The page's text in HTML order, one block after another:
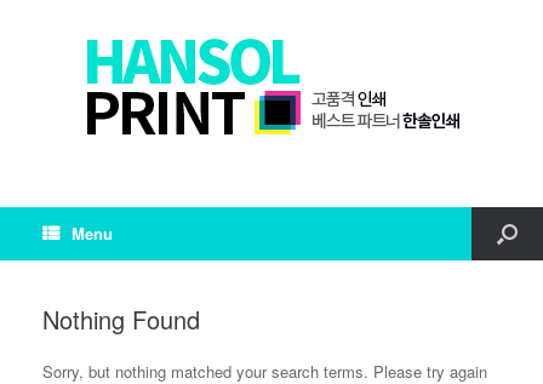
Menu
Nothing Found
Sorry, but nothing matched your search terms. Please try again